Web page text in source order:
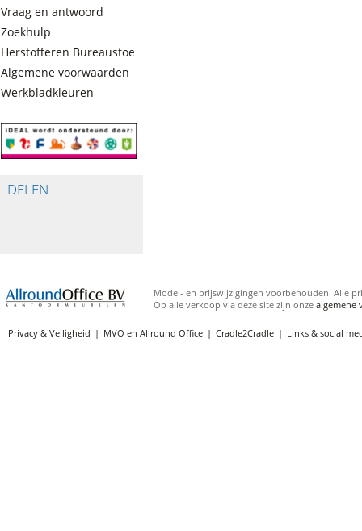
Vraag en antwoord
Zoekhulp
Herstofferen Bureaustoelen
Algemene voorwaarden
Werkbladkleuren
DELEN
Model- en prijswijzigingen voorbehouden. Alle
Op alle verkoop via deze site zijn onzealgemene
Privacy & Veiligheid MVO en Allround Office Cradle2Cradle Links & social